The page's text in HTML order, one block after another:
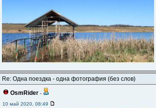
Re: Одна поездка - одна фотография (без слов)
OsmRider -
10 май 2020, 08:49